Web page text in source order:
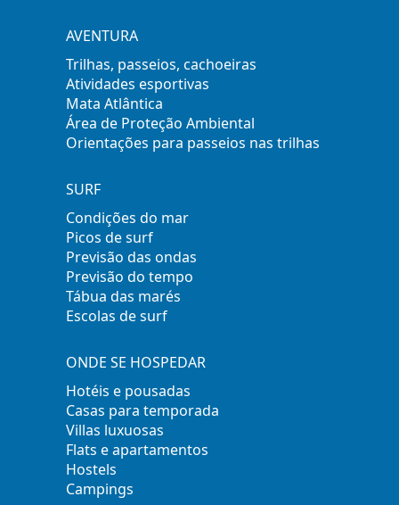
AVENTURA
Trilhas, passeios, cachoeiras
Atividades esportivas
Mata Atlântica
Área de Proteção Ambiental
Orientações para passeios nas trilhas
SURF
Condições do mar
Picos de surf
Previsão das ondas
Previsão do tempo
Tábua das marés
Escolas de surf
ONDE SE HOSPEDAR
Hotéis e pousadas
Casas para temporada
Villas luxuosas
Flats e apartamentos
Hostels
Campings